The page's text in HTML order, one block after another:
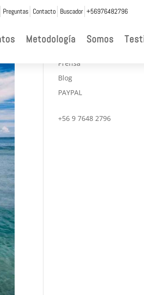
Preguntas Contacto Buscador +56976482796
Metodología Somos
Prensa
Blog
PAYPAL
+56 9 7648 2796